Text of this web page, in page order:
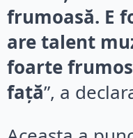
frumoasă. E
are talent
foarte
față”, a